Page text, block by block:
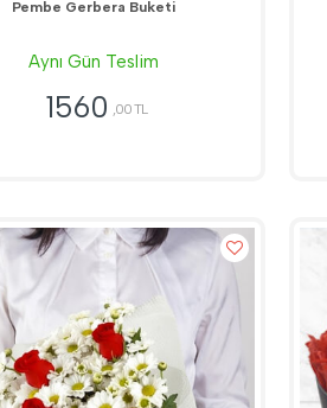
Pembe Gerbera Buketi
Aynı Gün Teslim
1560 ,00 TL